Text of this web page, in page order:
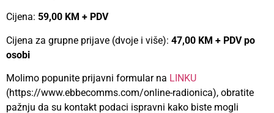
Cijena: 59,00 KM + PDV
Cijena za grupne prijave (dvoje i više): 47,00 KM + PDV po
osobi
Molimo popunite prijavni formular na LINKU
(https://www.ebbecomms.com/online-radionica), obratite
pažnju da su kontakt podaci ispravni kako biste mogli